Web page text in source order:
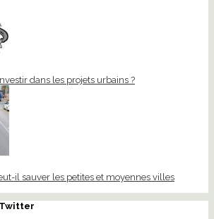
dans les projets urbains ?
il sauver les petites et moyennes villes